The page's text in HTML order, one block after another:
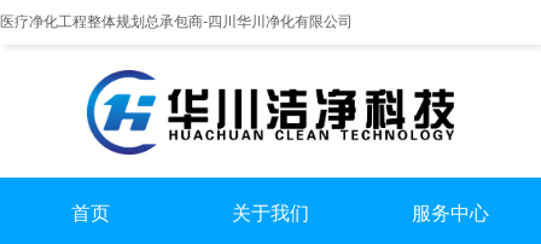
医疗净化工程整体规划总承包商-四川华川净化有限公司
提供实医疗净化整体解决方案
首页 关于我们 服务中心